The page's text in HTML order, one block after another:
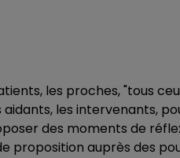
les proches, "tous
les intervenants,
des moments de
proposition auprès des